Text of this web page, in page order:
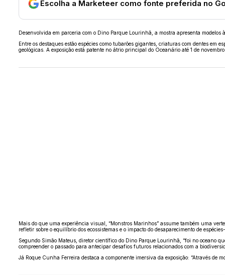
Escolha a Marketeer como fonte preferida no
Desenvolvida em parceria com o Dino Parque Lourinhã, a mostra apresenta
Entre os destaques estão espécies como tubarões gigantes, criaturas com dentes
geológicas. A exposição está patente no átrio principal do Oceanário até 1 de
Mais do que uma experiência visual, “Monstros Marinhos” assume também uma
refletir sobre o equilíbrio dos ecossistemas e o impacto do desaparecimento de
Segundo Simão Mateus, diretor científico do Dino Parque Lourinhã, “foi no oceano
compreender o passado para antecipar desafios futuros relacionados com a
Já Roque Cunha Ferreira destaca a componente imersiva da exposição: “Através de